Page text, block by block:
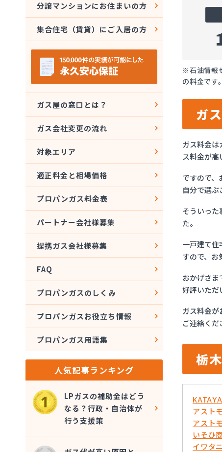
※石油情報
の料金です
ガ
ガス料金は
ス料金が高
ですので
自分で選ぶ
そういった
た。
一戸建て住
すので、お
おかげさ
好評いただ
ガス料金が
ご連絡くだ
栃
アスト
アスト
いそひ
イワタ
分譲マンションにお住まいの方
集合住宅（賃貸）にご入居の方
ガス屋の窓口とは？
ガス会社変更の流れ
対象エリア
適正料金と相場価格
プロパンガス料金表
パートナー会社様募集
提携ガス会社様募集
FAQ
プロパンガスのしくみ
プロパンガスお役立ち情報
プロパンガス用語集
人気記事ランキング
LPガスの補助金はどう
なる？行政・自治体が
行う支援策